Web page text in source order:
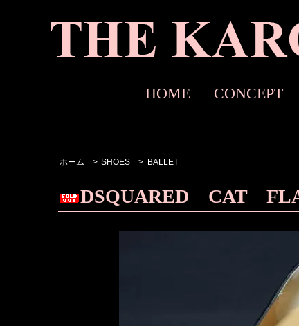
HOME CONCEPT
ホーム > SHOES > BALLET
DSQUARED CAT